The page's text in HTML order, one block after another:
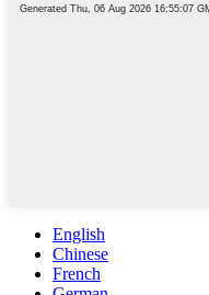
English
Chinese
French